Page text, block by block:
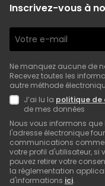
Inscrivez-vous à
Ne manquez aucune de
Recevez toutes les
autre méthode
J’ai lu la politique
de mes données
Nous vous informons que
l'adresse électronique
communications
votre profil d'utilisateur, si
pouvez retirer votre
la réglementation
d'informations ici.